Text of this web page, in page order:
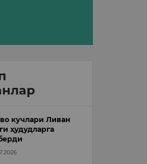
кучлари Ливан
ҳудудларга